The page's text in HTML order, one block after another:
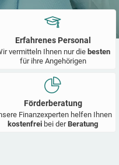
Erfahrenes Personal
vermitteln Ihnen nur die besten
für ihre Angehörigen
Förderberatung
Finanzexperten helfen Ihnen
kostenfrei bei derBeratung